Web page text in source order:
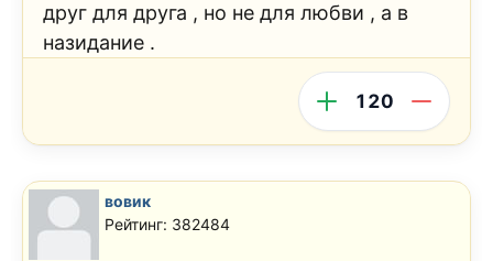
друг для друга , но не для любви , а в
назидание .
120
вовик
Рейтинг: 382484